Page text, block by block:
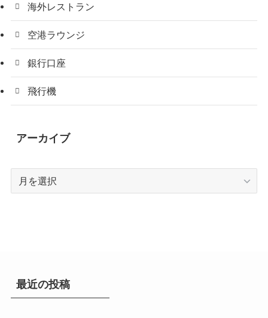
海外レストラン
空港ラウンジ
銀行口座
飛行機
アーカイブ
最近の投稿